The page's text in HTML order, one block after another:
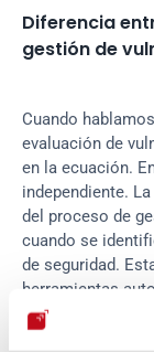
Diferencia
gestión de
Cuando
evaluación de
en la ecuación.
independiente.
del proceso de
cuando se
de seguridad.
herramientas